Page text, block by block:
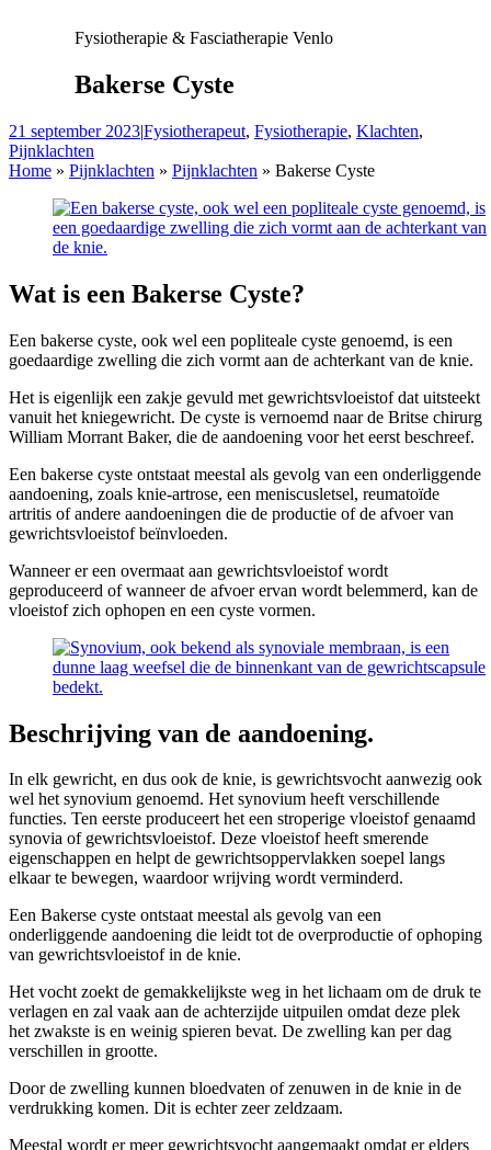
Fysiotherapie & Fasciatherapie Venlo
Bakerse Cyste
21 september 2023|Fysiotherapeut, Fysiotherapie, Klachten,
Pijnklachten
Home » Pijnklachten » Pijnklachten » Bakerse Cyste
Wat is een Bakerse Cyste?
Een bakerse cyste, ook wel een popliteale cyste genoemd, is een
goedaardige zwelling die zich vormt aan de achterkant van de knie.
Het is eigenlijk een zakje gevuld met gewrichtsvloeistof dat uitsteekt
vanuit het kniegewricht. De cyste is vernoemd naar de Britse chirurg
William Morrant Baker, die de aandoening voor het eerst beschreef.
Een bakerse cyste ontstaat meestal als gevolg van een onderliggende
aandoening, zoals knie-artrose, een meniscusletsel, reumatoïde
artritis of andere aandoeningen die de productie of de afvoer van
gewrichtsvloeistof beïnvloeden.
Wanneer er een overmaat aan gewrichtsvloeistof wordt
geproduceerd of wanneer de afvoer ervan wordt belemmerd, kan de
vloeistof zich ophopen en een cyste vormen.
Beschrijving van de aandoening.
In elk gewricht, en dus ook de knie, is gewrichtsvocht aanwezig ook
wel het synovium genoemd. Het synovium heeft verschillende
functies. Ten eerste produceert het een stroperige vloeistof genaamd
synovia of gewrichtsvloeistof. Deze vloeistof heeft smerende
eigenschappen en helpt de gewrichtsoppervlakken soepel langs
elkaar te bewegen, waardoor wrijving wordt verminderd.
Een Bakerse cyste ontstaat meestal als gevolg van een
onderliggende aandoening die leidt tot de overproductie of ophoping
van gewrichtsvloeistof in de knie.
Het vocht zoekt de gemakkelijkste weg in het lichaam om de druk te
verlagen en zal vaak aan de achterzijde uitpuilen omdat deze plek
het zwakste is en weinig spieren bevat. De zwelling kan per dag
verschillen in grootte.
Door de zwelling kunnen bloedvaten of zenuwen in de knie in de
verdrukking komen. Dit is echter zeer zeldzaam.
Meestal wordt er meer gewrichtsvocht aangemaakt omdat er elders